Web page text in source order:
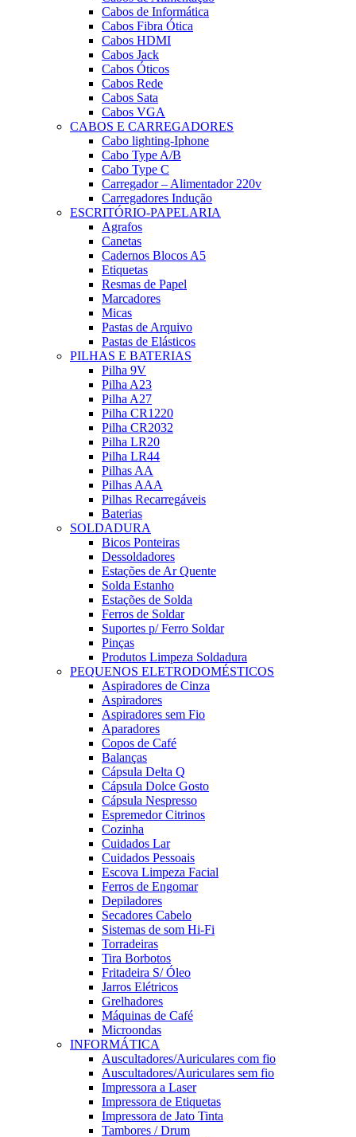
Cabos de Informática
Cabos Fibra Ótica
Cabos HDMI
Cabos Jack
Cabos Óticos
Cabos Rede
Cabos Sata
Cabos VGA
CABOS E CARREGADORES
Cabo lighting-Iphone
Cabo Type A/B
Cabo Type C
Carregador – Alimentador 220v
Carregadores Indução
ESCRITÓRIO-PAPELARIA
Agrafos
Canetas
Cadernos Blocos A5
Etiquetas
Resmas de Papel
Marcadores
Micas
Pastas de Arquivo
Pastas de Elásticos
PILHAS E BATERIAS
Pilha 9V
Pilha A23
Pilha A27
Pilha CR1220
Pilha CR2032
Pilha LR20
Pilha LR44
Pilhas AA
Pilhas AAA
Pilhas Recarregáveis
Baterias
SOLDADURA
Bicos Ponteiras
Dessoldadores
Estações de Ar Quente
Solda Estanho
Estações de Solda
Ferros de Soldar
Suportes p/ Ferro Soldar
Pinças
Produtos Limpeza Soldadura
PEQUENOS ELETRODOMÉSTICOS
Aspiradores de Cinza
Aspiradores
Aspiradores sem Fio
Aparadores
Copos de Café
Balanças
Cápsula Delta Q
Cápsula Dolce Gosto
Cápsula Nespresso
Espremedor Citrinos
Cozinha
Cuidados Lar
Cuidados Pessoais
Escova Limpeza Facial
Ferros de Engomar
Depiladores
Secadores Cabelo
Sistemas de som Hi-Fi
Torradeiras
Tira Borbotos
Fritadeira S/ Óleo
Jarros Elétricos
Grelhadores
Máquinas de Café
Microondas
INFORMÁTICA
Auscultadores/Auriculares com fio
Auscultadores/Auriculares sem fio
Impressora a Laser
Impressora de Etiquetas
Impressora de Jato Tinta
Tambores / Drum